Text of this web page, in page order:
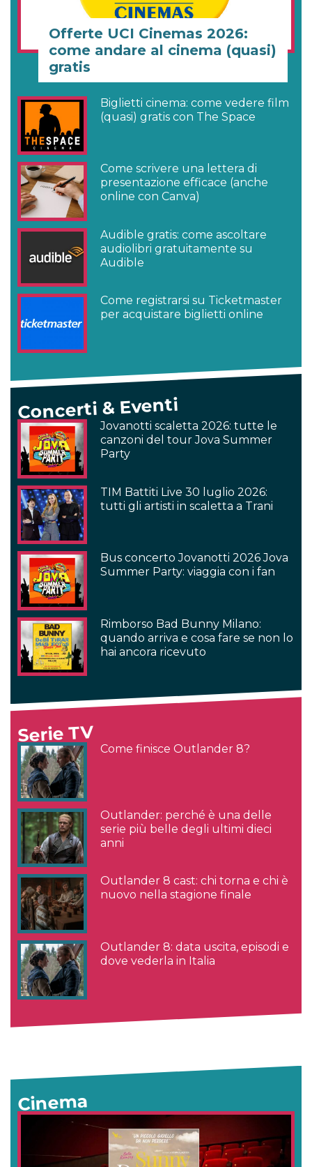
Offerte UCI Cinemas 2026:
come andare al cinema (quasi)
gratis
Biglietti cinema: come vedere film
(quasi) gratis con The Space
Come scrivere una lettera di
presentazione efficace (anche
online con Canva)
Audible gratis: come ascoltare
audiolibri gratuitamente su
Audible
Come registrarsi su Ticketmaster
per acquistare biglietti online
Concerti & Eventi
Jovanotti scaletta 2026: tutte le
canzoni del tour Jova Summer
Party
TIM Battiti Live 30 luglio 2026:
tutti gli artisti in scaletta a Trani
Bus concerto Jovanotti 2026 Jova
Summer Party: viaggia con i fan
Rimborso Bad Bunny Milano:
quando arriva e cosa fare se non lo
hai ancora ricevuto
Serie TV
Come finisce Outlander 8?
Outlander: perché è una delle
serie più belle degli ultimi dieci
anni
Outlander 8 cast: chi torna e chi è
nuovo nella stagione finale
Outlander 8: data uscita, episodi e
dove vederla in Italia
Cinema